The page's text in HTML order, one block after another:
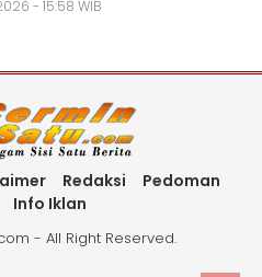
- 15:58 WIB
Redaksi
Pedoman
Info Iklan
- All Right Reserved.